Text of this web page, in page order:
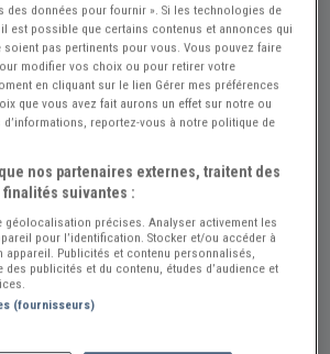
+10
le : 15/07/2026
des données pour fournir ». Si les technologies de
est possible que certains contenus et annonces qui
pas pertinents pour vous. Vous pouvez faire
modifier vos choix ou pour retirer votre
en cliquant sur le lien Gérer mes préférences
que vous avez fait aurons un effet sur notre ou
d’informations, reportez-vous à notre politique de
nos partenaires externes, traitent des
suivantes :
géolocalisation précises. Analyser activement les
pour l’identification. Stocker et/ou accéder à
appareil. Publicités et contenu personnalisés,
des publicités et du contenu, études d’audience et
(fournisseurs)